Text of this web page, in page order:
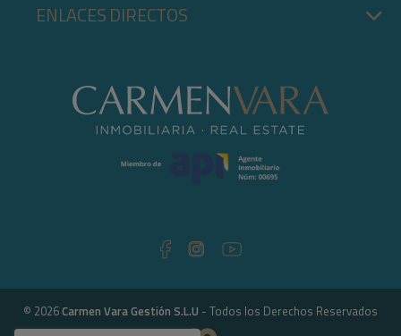
ENLACES DIRECTOS
© 2026Carmen Vara Gestión S.L.U - Todos los Derechos Reservados